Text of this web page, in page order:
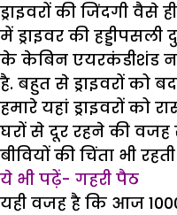
ड्राइवरों की जिंदगी
में ड्राइवर की
के केबिन एयरकंडीशंड
है. बहुत से ड्राइवरों को
हमारे यहां ड्राइवरों को
घरों से दूर रहने की वजह
बीवियों की चिंता भी
ये भी पढ़ें- गहरी पैठ
यही वजह है कि आज 1000